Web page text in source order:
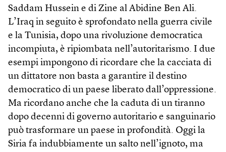
Saddam Hussein e di Zine al Abidine Ben Ali.
L’Iraq in seguito è sprofondato nella guerra civile
e la Tunisia, dopo una rivoluzione democratica
incompiuta, è ripiombata nell’autoritarismo. I due
esempi impongono di ricordare che la cacciata di
un dittatore non basta a garantire il destino
democratico di un paese liberato dall’oppressione.
Ma ricordano anche che la caduta di un tiranno
dopo decenni di governo autoritario e sanguinario
può trasformare un paese in profondità. Oggi la
Siria fa indubbiamente un salto nell’ignoto, ma